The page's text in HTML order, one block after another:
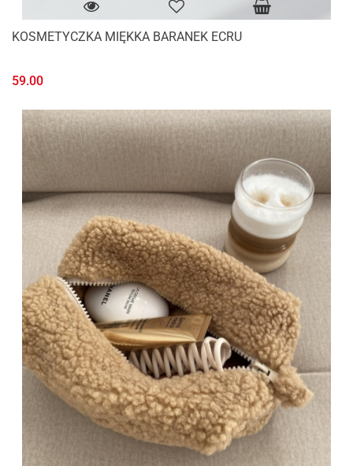
KOSMETYCZKA MIĘKKA BARANEK ECRU
59.00